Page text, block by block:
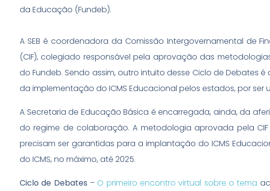
da Educação (Fundeb).
A SEB é coordenadora da Comissão Intergovernamental de
(CIF), colegiado responsável pela aprovação das
do Fundeb. Sendo assim, outro intuito desse Ciclo de Debates
da implementação do ICMS Educacional pelos estados, por ser
A Secretaria de Educação Básica é encarregada, ainda, da
do regime de colaboração. A metodologia aprovada pela
precisam ser garantidas para a implantação do ICMS
do ICMS, no máximo, até 2025.
Ciclo de Debates – O primeiro encontro virtual sobre o tema